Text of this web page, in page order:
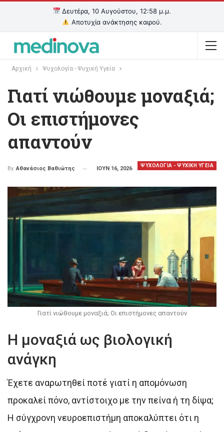
Δευτέρα, 10 Αυγούστου, 12:58 μ.μ.
Αποτυχία ανάκτησης καιρού.
Αρχική Ψυχολογία - Ψυχική Υγεία
Γιατί νιώθουμε μοναξιά;
Οι επιστήμονες
απαντούν
ΨΥΧΟΛΟΓΙΑ - ΨΥΧΙΚΗ ΥΓΕΙΑ
By Αθανάσιος Βαθιώτης ΙΟΥΝ 16, 2026
Γιατί νιώθουμε μοναξιά; Οι επιστήμονες απαντούν
Η μοναξιά ως βιολογική
ανάγκη
Έχετε αναρωτηθεί ποτέ γιατί η απομόνωση
προκαλεί πόνο, αντίστοιχο με την πείνα ή τη δίψα;
Η σύγχρονη νευροεπιστήμη αποκαλύπτει ότι η